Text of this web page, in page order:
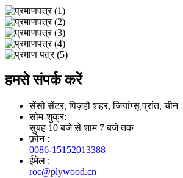
हमसे संपर्क करें
सेंसो सेंटर, पिज़हौ शहर, जियांग्सू प्रांत, चीन।
सोम-शुक्र:
सुबह 10 बजे से शाम 7 बजे तक
फ़ोन :
0086-15152013388
ईमेल :
roc@plywood.cn